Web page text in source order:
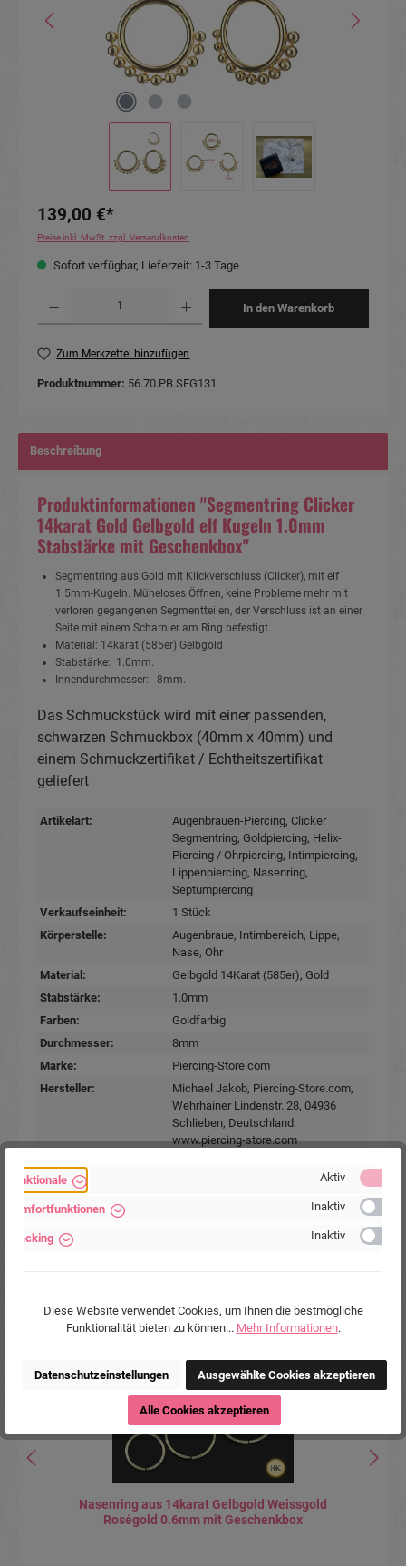
139,00 €*
Preise inkl. MwSt. zzgl. Versandkosten
Sofort verfügbar, Lieferzeit: 1-3 Tage
In den Warenkorb
Zum Merkzettel hinzufügen
Produktnummer: 56.70.PB.SEG131
Beschreibung
Produktinformationen "Segmentring Clicker
14karat Gold Gelbgold elf Kugeln 1.0mm
Stabstärke mit Geschenkbox"
Segmentring aus Gold mit Klickverschluss (Clicker), mit elf
1.5mm-Kugeln. Müheloses Öffnen, keine Probleme mehr mit
verloren gegangenen Segmentteilen, der Verschluss ist an einer
Seite mit einem Scharnier am Ring befestigt.
Material: 14karat (585er) Gelbgold
Stabstärke: 1.0mm.
Innendurchmesser: 8mm.
Das Schmuckstück wird mit einer passenden,
schwarzen Schmuckbox (40mm x 40mm) und
einem Schmuckzertifikat / Echtheitszertifikat
geliefert
Artikelart: Augenbrauen-Piercing, Clicker
Segmentring, Goldpiercing, Helix-
Piercing / Ohrpiercing, Intimpiercing,
Lippenpiercing, Nasenring,
Septumpiercing
Verkaufseinheit:
1 Stück
Körperstelle:
Augenbraue, Intimbereich, Lippe,
Nase, Ohr
Material:
Gelbgold 14Karat (585er), Gold
Stabstärke:
1.0mm
Farben:
Goldfarbig
Durchmesser:
8mm
Marke:
Piercing-Store.com
Hersteller:
Michael Jakob, Piercing-Store.com,
Wehrhainer Lindenstr. 28, 04936
Schlieben, Deutschland.
www.piercing-store.com
Tipp
Nasenring aus 14karat Gelbgold Weissgold
Roségold 0.6mm mit Geschenkbox
Funktionale Aktiv
Komfortfunktionen Inaktiv
Tracking Inaktiv
Diese Website verwendet Cookies, um Ihnen die bestmögliche
Funktionalität bieten zu können... Mehr Informationen.
Datenschutzeinstellungen Ausgewählte Cookies akzeptieren
Alle Cookies akzeptieren